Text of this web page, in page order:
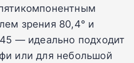
зрения 80,4° и
— идеально подходит
или для небольшой